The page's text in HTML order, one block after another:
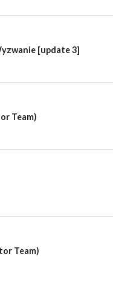
[update 3]
Team)
Team)